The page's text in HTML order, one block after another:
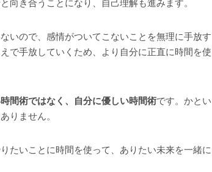
向き合うことになり、自己理解も進みます。
いので、感情がついてこないことを無理に手放す
で手放していくため、より自分に正直に時間を使
間術ではなく、自分に優しい時間術です。かとい
りません。
たいことに時間を使って、ありたい未来を一緒に